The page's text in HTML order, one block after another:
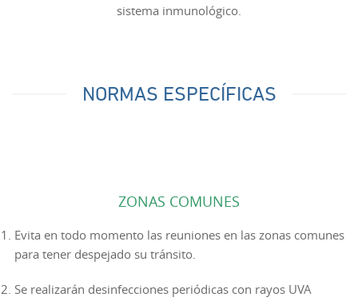
sistema inmunológico.
NORMAS ESPECÍFICAS
ZONAS COMUNES
Evita en todo momento las reuniones en las zonas comunes
para tener despejado su tránsito.
Se realizarán desinfecciones periódicas con rayos UVA